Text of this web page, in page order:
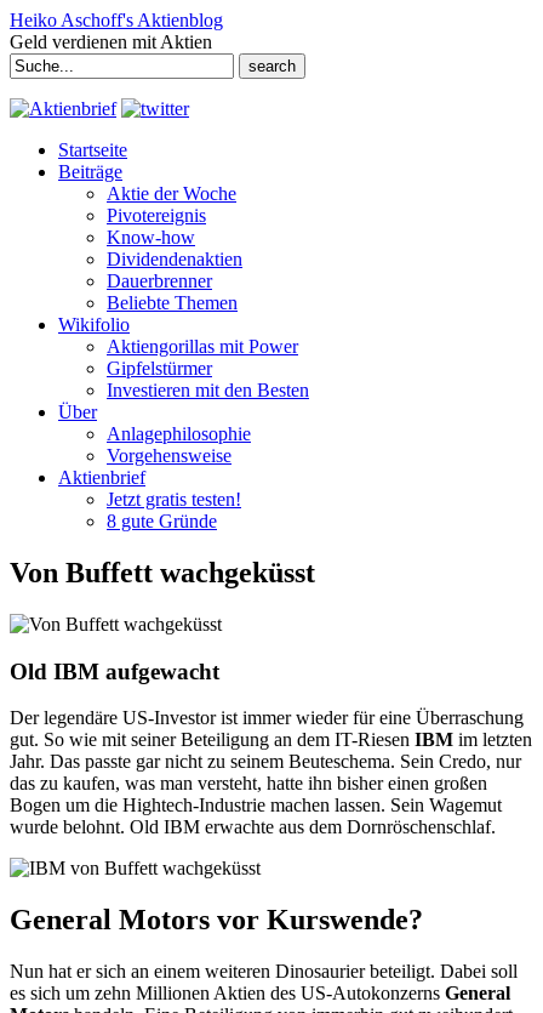
Heiko Aschoff's Aktienblog
Geld verdienen mit Aktien
Search
for:
Startseite
Beiträge
Aktie der Woche
Pivotereignis
Know-how
Dividendenaktien
Dauerbrenner
Beliebte Themen
Wikifolio
Aktiengorillas mit Power
Gipfelstürmer
Investieren mit den Besten
Über
Anlagephilosophie
Vorgehensweise
Aktienbrief
Jetzt gratis testen!
8 gute Gründe
Von Buffett wachgeküsst
Old IBM aufgewacht
Der legendäre US-Investor ist immer wieder für eine Überraschung
gut. So wie mit seiner Beteiligung an dem IT-Riesen IBM im letzten
Jahr. Das passte gar nicht zu seinem Beuteschema. Sein Credo, nur
das zu kaufen, was man versteht, hatte ihn bisher einen großen
Bogen um die Hightech-Industrie machen lassen. Sein Wagemut
wurde belohnt. Old IBM erwachte aus dem Dornröschenschlaf.
General Motors vor Kurswende?
Nun hat er sich an einem weiteren Dinosaurier beteiligt. Dabei soll
es sich um zehn Millionen Aktien des US-Autokonzerns General